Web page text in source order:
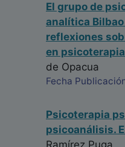
El grupo de
analítica Bilbao
reflexiones
en psicoterapia
de Opacua
Fecha
Psicoterapia
psicoanálisis.